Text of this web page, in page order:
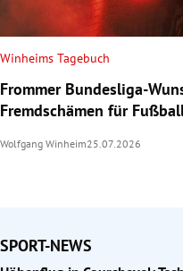
Winheims Tagebuch
Frommer Bundesliga-
Fremdschämen für
Wolfgang Winheim25.07.2026
SPORT-NEWS